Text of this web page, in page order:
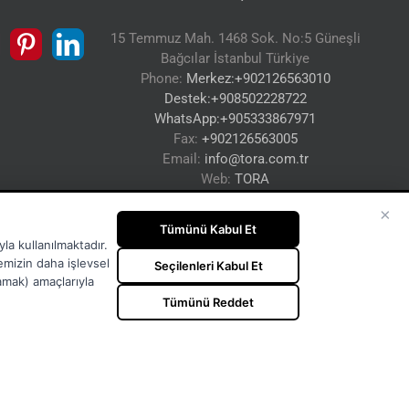
15 Temmuz Mah. 1468 Sok. No:5 Güneşli
Bağcılar İstanbul Türkiye
Phone: Merkez:+902126563010
Destek:+908502228722
WhatsApp:+905333867971
Fax: +902126563005
Email: info@tora.com.tr
Web: TORA
×
kullanılmaktadır.
daha işlevsel
amaçlarıyla
Tümünü Kabul Et
Seçilenleri Kabul Et
Tümünü Reddet